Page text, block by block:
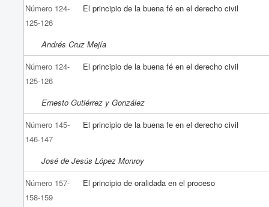
Número 124-
125-126
El principio de la buena fé en el derecho civil
Andrés Cruz Mejía
Número 124-
125-126
El principio de la buena fé en el derecho civil
Ernesto Gutiérrez y González
Número 145-
146-147
El principio de la buena fe en el derecho civil
José de Jesús López Monroy
Número 157-
158-159
El principio de oralidada en el proceso